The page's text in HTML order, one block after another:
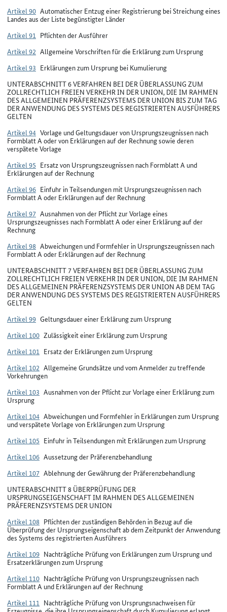
Artikel 90 Automatischer Entzug einer Registrierung bei Streichung eines
Landes aus der Liste begünstigter Länder
Artikel 91 Pflichten der Ausführer
Artikel 92 Allgemeine Vorschriften für die Erklärung zum Ursprung
Artikel 93 Erklärungen zum Ursprung bei Kumulierung
UNTERABSCHNITT 6 VERFAHREN BEI DER ÜBERLASSUNG ZUM
ZOLLRECHTLICH FREIEN VERKEHR IN DER UNION, DIE IM RAHMEN
DES ALLGEMEINEN PRÄFERENZSYSTEMS DER UNION BIS ZUM TAG
DER ANWENDUNG DES SYSTEMS DES REGISTRIERTEN AUSFÜHRERS
GELTEN
Artikel 94 Vorlage und Geltungsdauer von Ursprungszeugnissen nach
Formblatt A oder von Erklärungen auf der Rechnung sowie deren
verspätete Vorlage
Artikel 95 Ersatz von Ursprungszeugnissen nach Formblatt A und
Erklärungen auf der Rechnung
Artikel 96 Einfuhr in Teilsendungen mit Ursprungszeugnissen nach
Formblatt A oder Erklärungen auf der Rechnung
Artikel 97 Ausnahmen von der Pflicht zur Vorlage eines
Ursprungszeugnisses nach Formblatt A oder einer Erklärung auf der
Rechnung
Artikel 98 Abweichungen und Formfehler in Ursprungszeugnissen nach
Formblatt A oder Erklärungen auf der Rechnung
UNTERABSCHNITT 7 VERFAHREN BEI DER ÜBERLASSUNG ZUM
ZOLLRECHTLICH FREIEN VERKEHR IN DER UNION, DIE IM RAHMEN
DES ALLGEMEINEN PRÄFERENZSYSTEMS DER UNION AB DEM TAG
DER ANWENDUNG DES SYSTEMS DES REGISTRIERTEN AUSFÜHRERS
GELTEN
Artikel 99 Geltungsdauer einer Erklärung zum Ursprung
Artikel 100 Zulässigkeit einer Erklärung zum Ursprung
Artikel 101 Ersatz der Erklärungen zum Ursprung
Artikel 102 Allgemeine Grundsätze und vom Anmelder zu treffende
Vorkehrungen
Artikel 103 Ausnahmen von der Pflicht zur Vorlage einer Erklärung zum
Ursprung
Artikel 104 Abweichungen und Formfehler in Erklärungen zum Ursprung
und verspätete Vorlage von Erklärungen zum Ursprung
Artikel 105 Einfuhr in Teilsendungen mit Erklärungen zum Ursprung
Artikel 106 Aussetzung der Präferenzbehandlung
Artikel 107 Ablehnung der Gewährung der Präferenzbehandlung
UNTERABSCHNITT 8 ÜBERPRÜFUNG DER
URSPRUNGSEIGENSCHAFT IM RAHMEN DES ALLGEMEINEN
PRÄFERENZSYSTEMS DER UNION
Artikel 108 Pflichten der zuständigen Behörden in Bezug auf die
Überprüfung der Ursprungseigenschaft ab dem Zeitpunkt der Anwendung
des Systems des registrierten Ausführers
Artikel 109 Nachträgliche Prüfung von Erklärungen zum Ursprung und
Ersatzerklärungen zum Ursprung
Artikel 110 Nachträgliche Prüfung von Ursprungszeugnissen nach
Formblatt A und Erklärungen auf der Rechnung
Artikel 111 Nachträgliche Prüfung von Ursprungsnachweisen für